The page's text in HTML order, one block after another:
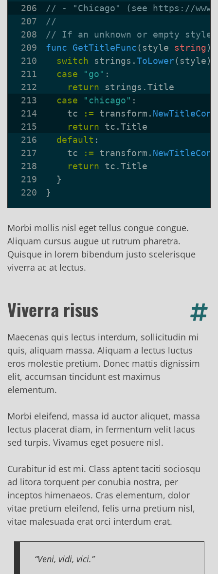
func GetTitleFunc( style string)
switch
strings .ToLower( style)
case
"go" :
return
strings .Title
case
"chicago" :
tc
:= transform .
return
tc .Title
default :
tc
:= transform .
return
tc .Title
}
}
Morbi mollis nisl eget tellus congue congue.
Aliquam cursus augue ut rutrum pharetra.
Quisque in lorem bibendum justo scelerisque
viverra ac at lectus.
Viverra risus
Maecenas quis lectus interdum, sollicitudin mi
quis, aliquam massa. Aliquam a lectus luctus
eros molestie pretium. Donec mattis dignissim
elit, accumsan tincidunt est maximus
elementum.
Morbi eleifend, massa id auctor aliquet, massa
lectus placerat diam, in fermentum velit lacus
sed turpis. Vivamus eget posuere nisl.
Curabitur id est mi. Class aptent taciti sociosqu
ad litora torquent per conubia nostra, per
inceptos himenaeos. Cras elementum, dolor
vitae pretium eleifend, felis urna pretium nisl,
vitae malesuada erat orci interdum erat.
“Veni, vidi, vici.”